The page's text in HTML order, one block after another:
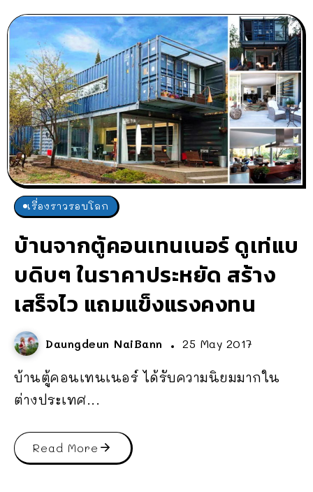
เรื่องราวรอบโลก
บ้านจากตู้คอนเทนเนอร์ ดูเท่แบ
บดิบๆ ในราคาประหยัด สร้าง
เสร็จไว แถมแข็งแรงคงทน
Daungdeun NaiBann 25 May 2017
บ้านตู้คอนเทนเนอร์ ได้รับความนิยมมากใน
ต่างประเทศ...
Read More